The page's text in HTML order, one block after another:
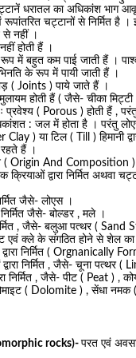
धरातल का अधिकांश भाग
चट्टानों से निर्मित है ।
से नहीं ।
होती हैं ।
में बहुत कम पाई जाती हैं ।
के रूप में पायी जाती हैं ।
( Joints ) पाये जाते हैं ।
होती हैं ( जैसे- चीका
( Porous ) होती हैं ,
: जल में होता है । परंतु
) या टिल ( Till ) हिमानी
हैं ।
( Origin And Composition )
क्रियाओं द्वारा निर्मित अथवा
जैसे- लोएस ।
निर्मित जैसे- बोल्डर , मले ।
, जैसे- बलुआ पत्थर (
एवं क्ले के संगठित होने से शेल का
द्वारा निर्मित ( Orgnanically
निर्मित , जैसे- चूना पत्थर
निर्मित , जैसे- पीट ( Peat ) ,
( Dolomite ) , सेंधा
rocks)- परत एवं